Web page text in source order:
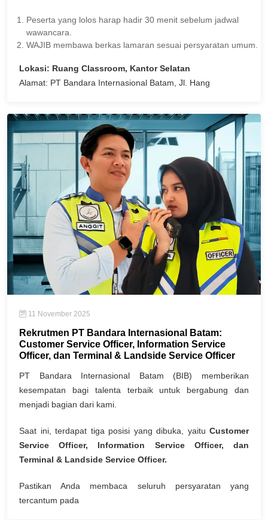
Peserta yang lolos harap hadir 30 menit sebelum jadwal
wawancara.
WAJIB membawa berkas lamaran sesuai persyaratan umum.
Lokasi: Ruang Classroom, Kantor Selatan
Alamat: PT Bandara Internasional Batam, Jl. Hang
11 November 2025
Rekrutmen PT Bandara Internasional Batam:
Customer Service Officer, Information Service
Officer, dan Terminal & Landside Service Officer
PT Bandara Internasional Batam (BIB) memberikan
kesempatan bagi talenta terbaik untuk bergabung dan
menjadi bagian dari kami.
Saat ini, terdapat tiga posisi yang dibuka, yaitu Customer
Service Officer, Information Service Officer, dan
Terminal & Landside Service Officer.
Pastikan Anda membaca seluruh persyaratan yang
tercantum pada